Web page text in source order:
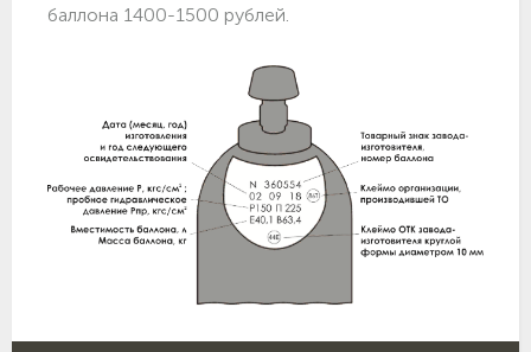
баллона 1400-1500 рублей.